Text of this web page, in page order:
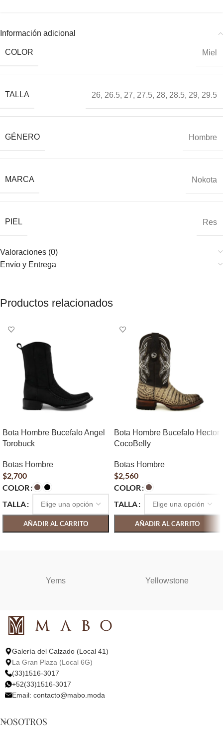
Información adicional
COLOR Miel
TALLA 26, 26.5, 27, 27.5, 28, 28.5, 29, 29.5
GÉNERO Hombre
MARCA Nokota
PIEL Res
Valoraciones (0)
Envío y Entrega
Productos relacionados
Bota Hombre Bucefalo Angel
Torobuck
Botas Hombre
$2,700
COLOR
TALLA
AÑADIR AL CARRITO
Bota Hombre Bucefalo Hector
CocoBelly
Botas Hombre
$2,560
COLOR
TALLA
AÑADIR AL CARRITO
Yems Yellowstone
Galería del Calzado (Local 41)
La Gran Plaza (Local 6G)
(33)1516-3017
+52(33)1516-3017
Email: contacto@mabo.moda
NOSOTROS